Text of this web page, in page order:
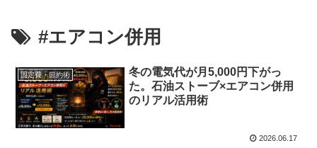
#エアコン併用
固定費・節約術
冬の電気代が月5,000円下がっ
た。石油ストーブ×エアコン併用
のリアル活用術
2026.06.17